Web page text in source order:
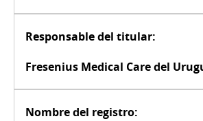
Responsable del titular:
Fresenius Medical Care del
Nombre del registro: